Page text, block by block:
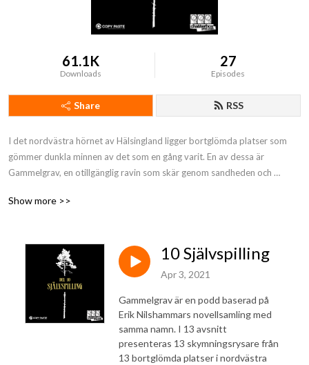
61.1K
Downloads
27
Episodes
Share RSS
I det nordvästra hörnet av Hälsingland ligger bortglömda platser som
gömmer dunkla minnen av det som en gång varit. En av dessa är
Gammelgrav, en otillgänglig ravin som skär genom sandheden och
vittrorna. Guld som ingen tillåts hitta. Endast en tunn hinna skiljer oss
I podden "Gammelgrav" låter dig Malin Lindgren och Erik Nilshammar
kika in genom glipan.
Show more >>
10 Självspilling
Apr 3, 2021
Gammelgrav är en podd baserad på
Erik Nilshammars novellsamling med
samma namn. I 13 avsnitt
presenteras 13 skymningsrysare från
13 bortglömda platser i nordvästra